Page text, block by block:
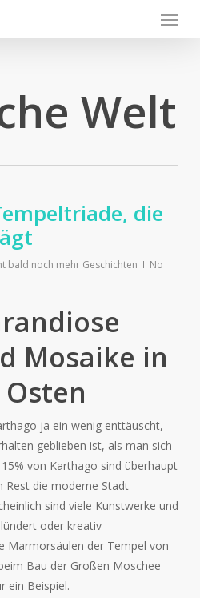
Menu
Welt
die
bald noch mehr Geschichten
No
Mosaike in
ja ein wenig enttäuscht,
geblieben ist, als man sich
von Karthago sind überhaupt
Rest die moderne Stadt
sind viele Kunstwerke und
oder kreativ
Marmorsäulen der Tempel von
Bau der Großen Moschee
ein Beispiel.